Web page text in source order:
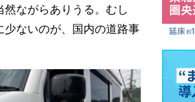
ながらありうる。むし
ないのが、国内の道路事